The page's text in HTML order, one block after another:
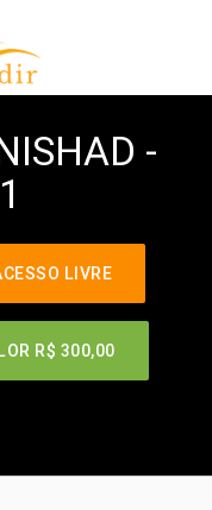
-
LIVRE
R$ 300,00